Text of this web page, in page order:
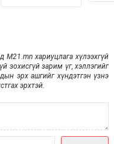
хариуцлага хүлээхгүй
зохисгүй зарим үг, хэллэгийг
эрх ашгийг хүндэтгэн үзнэ
эрхтэй.